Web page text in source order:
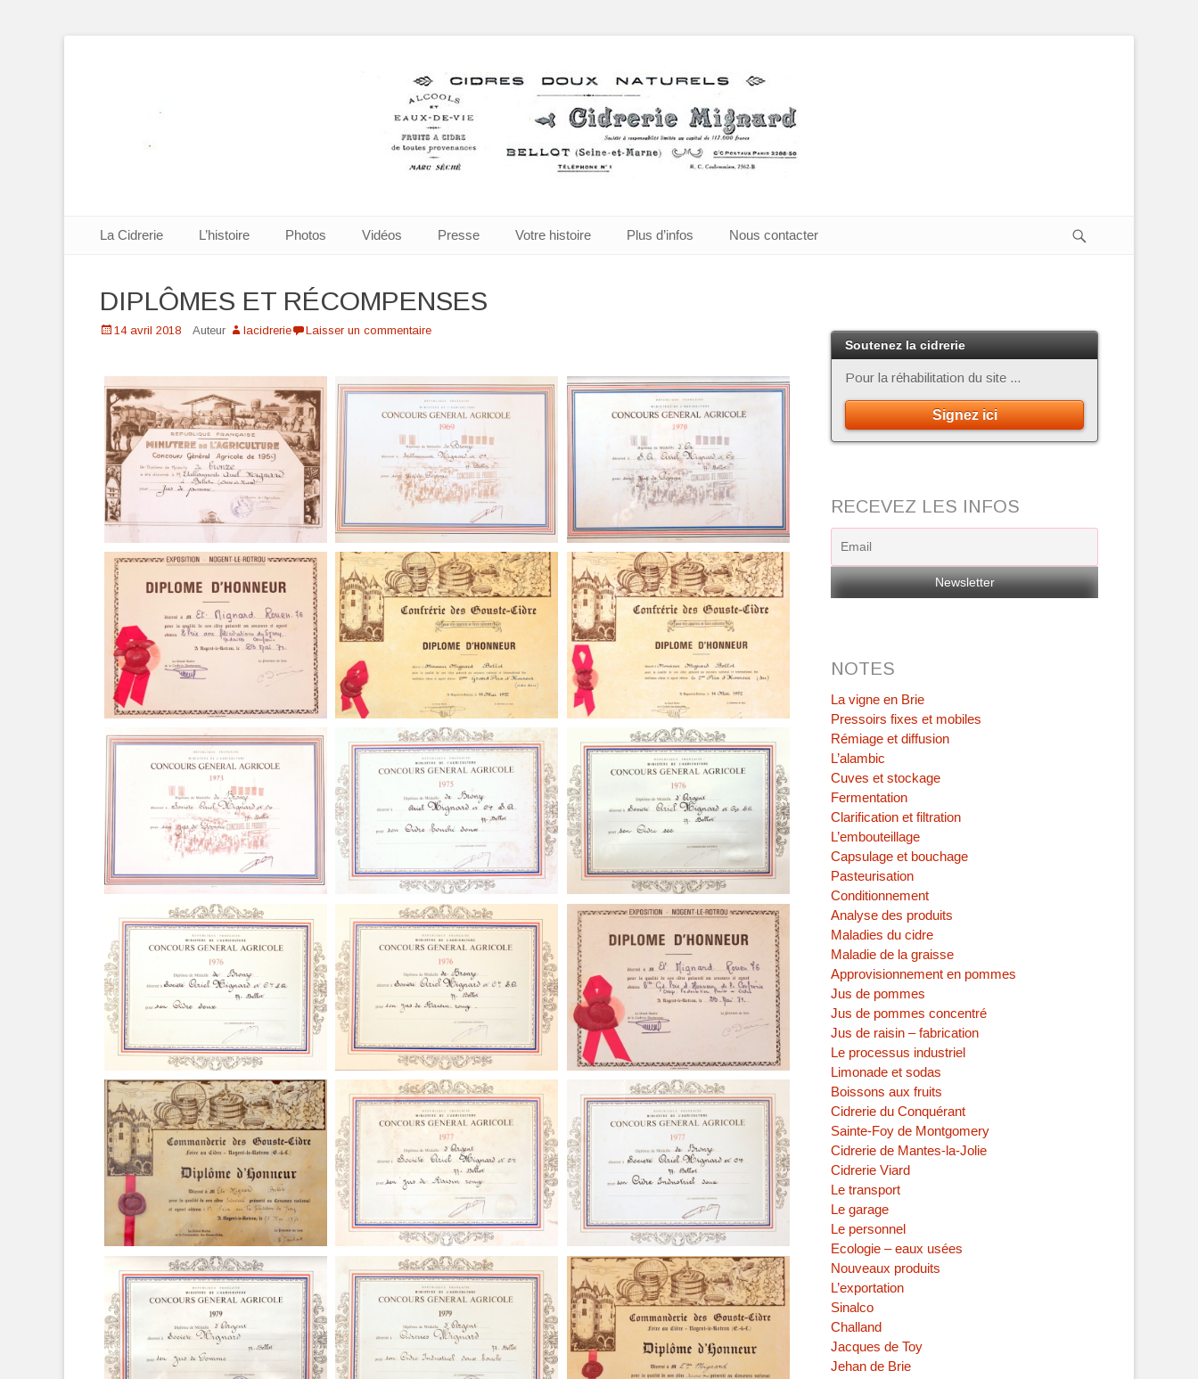
Cidrerie Mignard à Bellot
Premier menu
La Cidrerie L’histoire Photos Vidéos Presse Votre histoire Plus d’infos Nous contacter
DIPLÔMES ET RÉCOMPENSES
Posté14 avril 2018 Auteur lacidrerie Laisser un commentaire
Soutenez la cidrerie
Pour la réhabilitation du site ...
Signez ici
RECEVEZ LES INFOS
NOTES
La vigne en Brie
Pressoirs fixes et mobiles
Rémiage et diffusion
L’alambic
Cuves et stockage
Fermentation
Clarification et filtration
L’embouteillage
Capsulage et bouchage
Pasteurisation
Conditionnement
Analyse des produits
Maladies du cidre
Maladie de la graisse
Approvisionnement en pommes
Jus de pommes
Jus de pommes concentré
Jus de raisin – fabrication
Le processus industriel
Limonade et sodas
Boissons aux fruits
Cidrerie du Conquérant
Sainte-Foy de Montgomery
Cidrerie de Mantes-la-Jolie
Cidrerie Viard
Le transport
Le garage
Le personnel
Ecologie – eaux usées
Nouveaux produits
L’exportation
Sinalco
Challand
Jacques de Toy
Jehan de Brie